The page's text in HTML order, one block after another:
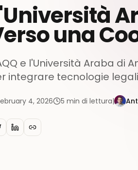
una
e l'Università Araba di
integrare tecnologie
4, 2026 5 min di lettura|